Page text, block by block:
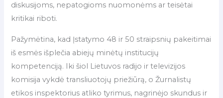
diskusijoms, nepatogioms nuomonėms ar teisėtai
kritikai riboti.
Pažymėtina, kad Įstatymo 48 ir 50 straipsnių pakeitimai
iš esmės išplečia abiejų minėtų institucijų
kompetenciją. Iki šiol Lietuvos radijo ir televizijos
komisija vykdė transliuotojų priežiūrą, o Žurnalistų
etikos inspektorius atliko tyrimus, nagrinėjo skundus ir